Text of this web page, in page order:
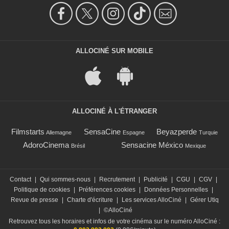
ALLOCINÉ SUR MOBILE
ALLOCINÉ À L'ÉTRANGER
Filmstarts Allemagne SensaCine Espagne Beyazperde Turquie
AdoroCinema Brésil Sensacine México Mexique
Contact Qui sommes-nous Recrutement Publicité CGU CGV
Politique de cookies
Préférences cookies Données Personnelles
Revue de presse
Charte d'écriture Les services AlloCiné
Gérer Utiq
©AlloCiné
Retrouvez tous les horaires et infos de votre cinéma sur le numéro AlloCiné :